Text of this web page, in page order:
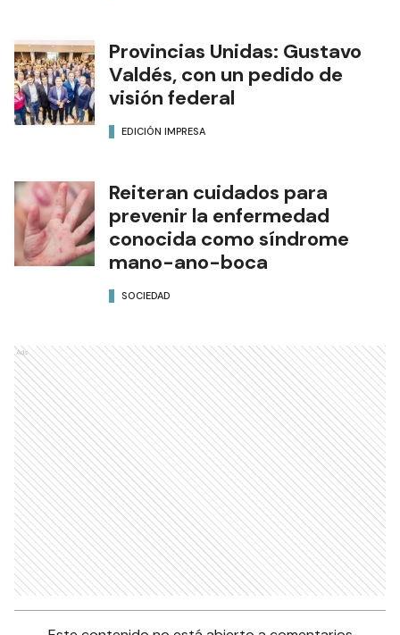
Provincias Unidas: Gustavo
Valdés, con un pedido de
visión federal
EDICIÓN IMPRESA
Reiteran cuidados para
prevenir la enfermedad
conocida como síndrome
mano-ano-boca
SOCIEDAD
Ads